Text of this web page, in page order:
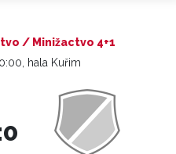
/ Minižactvo 4+1
hala Kuřim